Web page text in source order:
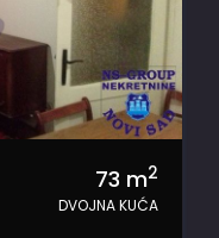
73 m2
DVOJNA KUĆA